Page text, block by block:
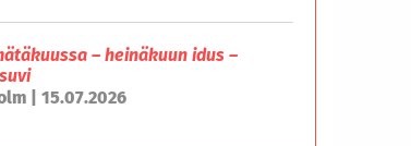
– heinäkuun idus –
| 15.07.2026